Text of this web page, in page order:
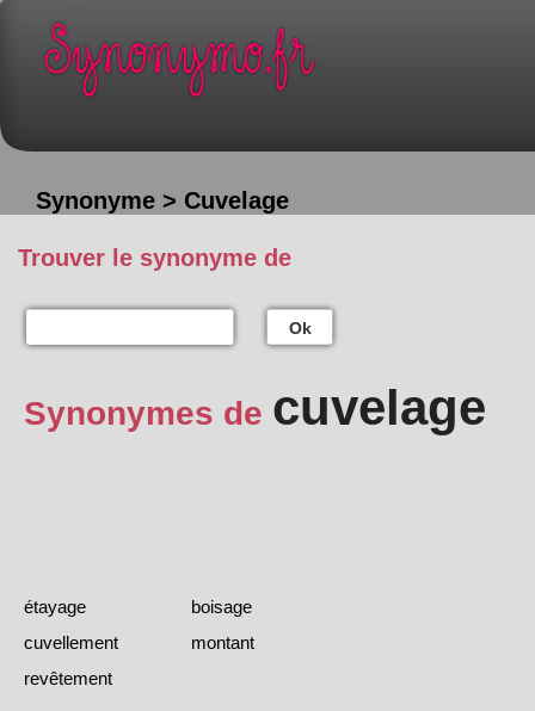
Synonyme > Cuvelage
Trouver le synonyme de
Ok
Synonymes de cuvelage
étayage
boisage
cuvellement
montant
revêtement